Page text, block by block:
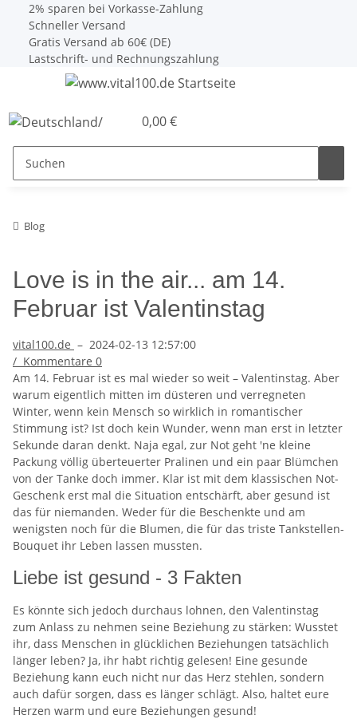
2% sparen bei Vorkasse-Zahlung
Schneller Versand
Gratis Versand ab 60€ (DE)
Lastschrift- und Rechnungszahlung
0,00 €
Blog
Love is in the air... am 14.
Februar ist Valentinstag
vital100.de – 2024-02-13 12:57:00
/ Kommentare 0
Am 14. Februar ist es mal wieder so weit – Valentinstag. Aber
warum eigentlich mitten im düsteren und verregneten
Winter, wenn kein Mensch so wirklich in romantischer
Stimmung ist? Ist doch kein Wunder, wenn man erst in letzter
Sekunde daran denkt. Naja egal, zur Not geht 'ne kleine
Packung völlig überteuerter Pralinen und ein paar Blümchen
von der Tanke doch immer. Klar ist mit dem klassischen Not-
Geschenk erst mal die Situation entschärft, aber gesund ist
das für niemanden. Weder für die Beschenkte und am
wenigsten noch für die Blumen, die für das triste Tankstellen-
Bouquet ihr Leben lassen mussten.
Liebe ist gesund - 3 Fakten
Es könnte sich jedoch durchaus lohnen, den Valentinstag
zum Anlass zu nehmen seine Beziehung zu stärken: Wusstet
ihr, dass Menschen in glücklichen Beziehungen tatsächlich
länger leben? Ja, ihr habt richtig gelesen! Eine gesunde
Beziehung kann euch nicht nur das Herz stehlen, sondern
auch dafür sorgen, dass es länger schlägt. Also, haltet eure
Herzen warm und eure Beziehungen gesund!